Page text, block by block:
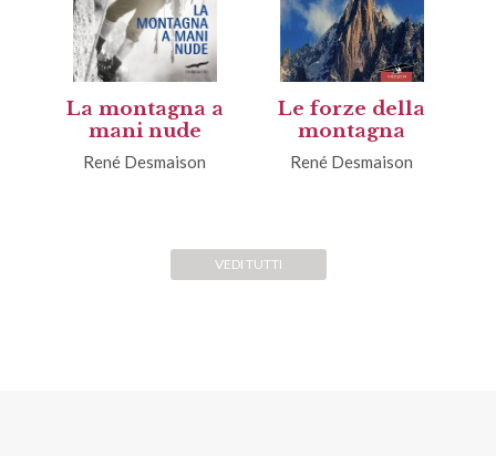
La montagna a
mani nude
René Desmaison
Le forze della
montagna
René Desmaison
VEDI TUTTI